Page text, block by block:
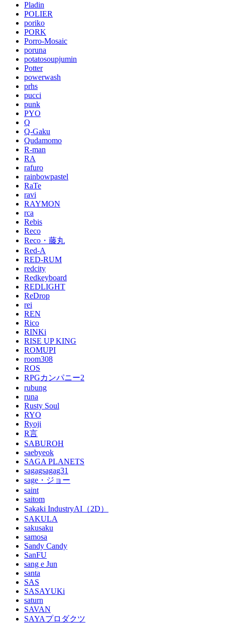
Pladin
POLIER
poriko
PORK
Porro-Mosaic
poruna
potatosoupjumin
Potter
powerwash
prhs
pucci
punk
PYO
Q
Q-Gaku
Qudamomo
R-man
RA
rafuro
rainbowpastel
RaTe
ravi
RAYMON
rca
Rebis
Reco
Reco・藤丸
Red-A
RED-RUM
redcity
Redkeyboard
REDLIGHT
ReDrop
rei
REN
Rico
RINKi
RISE UP KING
ROMUPI
room308
ROS
RPGカンパニー2
rubung
runa
Rusty Soul
RYO
Ryoji
R言
SABUROH
saebyeok
SAGA PLANETS
sagagsagag31
sage・ジョー
saint
saitom
Sakaki IndustryAI（2D）
SAKULA
sakusaku
samosa
Sandy Candy
SanFU
sang e Jun
santa
SAS
SASAYUKi
saturn
SAVAN
SAYAプロダクツ